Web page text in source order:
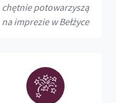
chętnie potowarzyszą
na imprezie w Bełżyce